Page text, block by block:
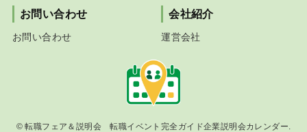
お問い合わせ
お問い合わせ
会社紹介
運営会社
© 転職フェア＆説明会 転職イベント完全ガイド企業説明会カレンダー.